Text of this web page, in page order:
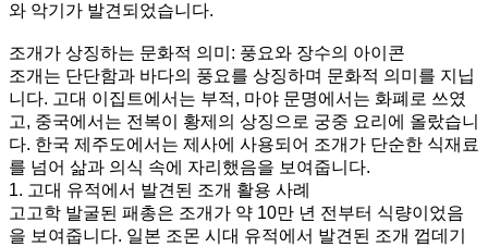
와 악기가 발견되었습니다.
조개가 상징하는 문화적 의미: 풍요와 장수의 아이콘
조개는 단단함과 바다의 풍요를 상징하며 문화적 의미를 지닙
니다. 고대 이집트에서는 부적, 마야 문명에서는 화폐로 쓰였
고, 중국에서는 전복이 황제의 상징으로 궁중 요리에 올랐습니
다. 한국 제주도에서는 제사에 사용되어 조개가 단순한 식재료
를 넘어 삶과 의식 속에 자리했음을 보여줍니다.
1. 고대 유적에서 발견된 조개 활용 사례
고고학 발굴된 패총은 조개가 약 10만 년 전부터 식량이었음
을 보여줍니다. 일본 조몬 시대 유적에서 발견된 조개 껍데기